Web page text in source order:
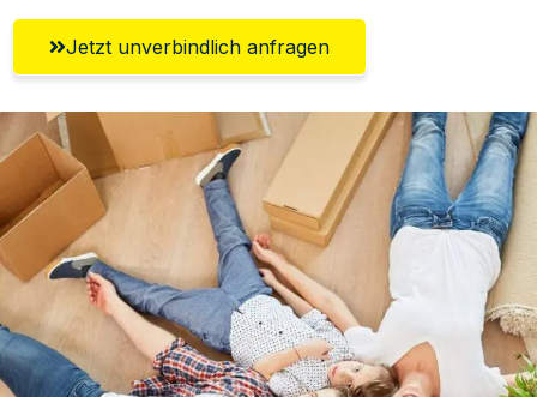
Jetzt unverbindlich anfragen